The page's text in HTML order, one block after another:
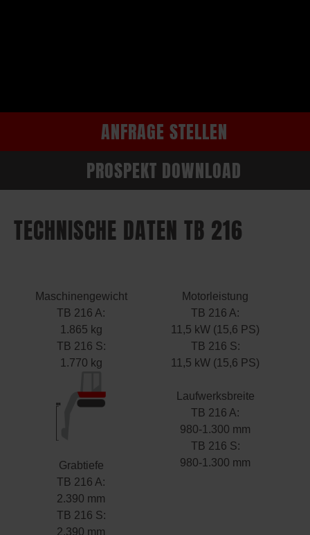
ANFRAGE STELLEN
PROSPEKT DOWNLOAD
TECHNISCHE DATEN TB 216
Maschinengewicht
TB 216 A:
1.865 kg
TB 216 S:
1.770 kg
Motorleistung
TB 216 A:
11,5 kW (15,6 PS)
TB 216 S:
11,5 kW (15,6 PS)
Grabtiefe
TB 216 A:
2.390 mm
TB 216 S:
2.390 mm
Laufwerksbreite
TB 216 A:
980-1.300 mm
TB 216 S:
980-1.300 mm